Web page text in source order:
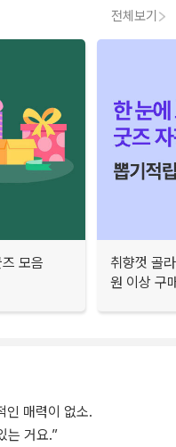
전체보기
모음
취향껏 골
원 이상 구
인 매력이 없소.
는 거요.”